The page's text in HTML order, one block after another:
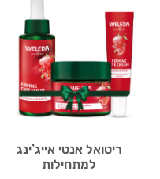
ריטואל אנטי אייג’ינג
למתחילות